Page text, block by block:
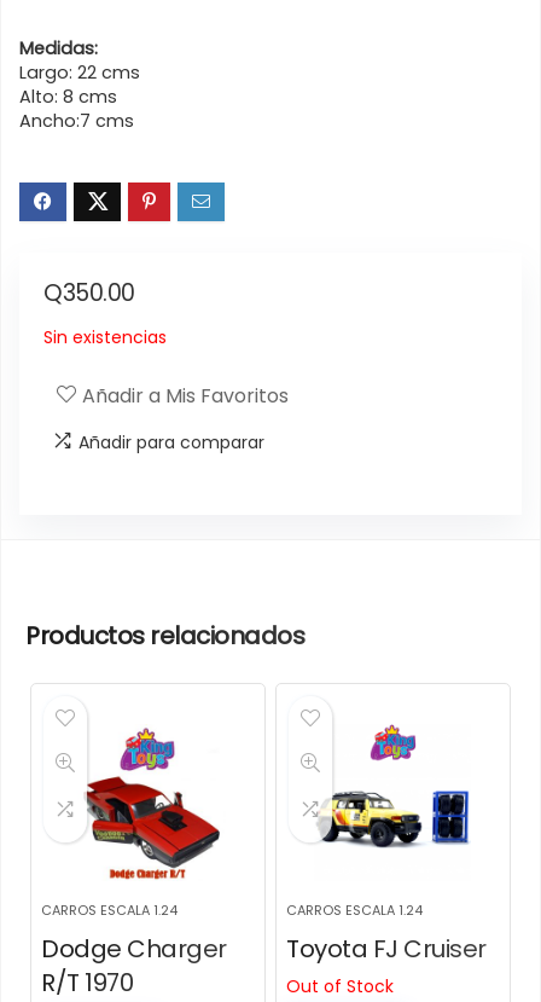
Medidas:
Largo: 22 cms
Alto: 8 cms
Ancho:7 cms
Q350.00
Sin existencias
Añadir a Mis Favoritos
Añadir para comparar
Productos relacionados
CARROS ESCALA 1.24
Dodge Charger
R/T 1970
CARROS ESCALA 1.24
Toyota FJ Cruiser
Out of Stock